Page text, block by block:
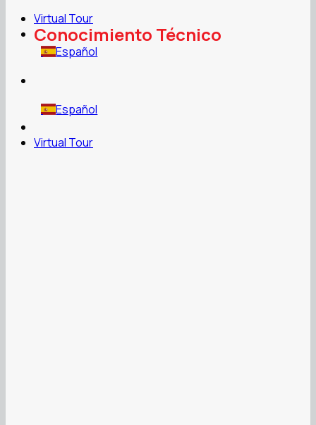
Virtual Tour
Español
Español
Virtual Tour
Conocimiento Técnico